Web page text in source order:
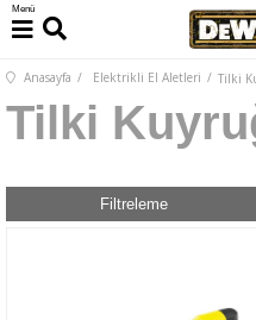
Menü
Anasayfa Elektrikli El Aletleri Tilki
Tilki
Filtreleme